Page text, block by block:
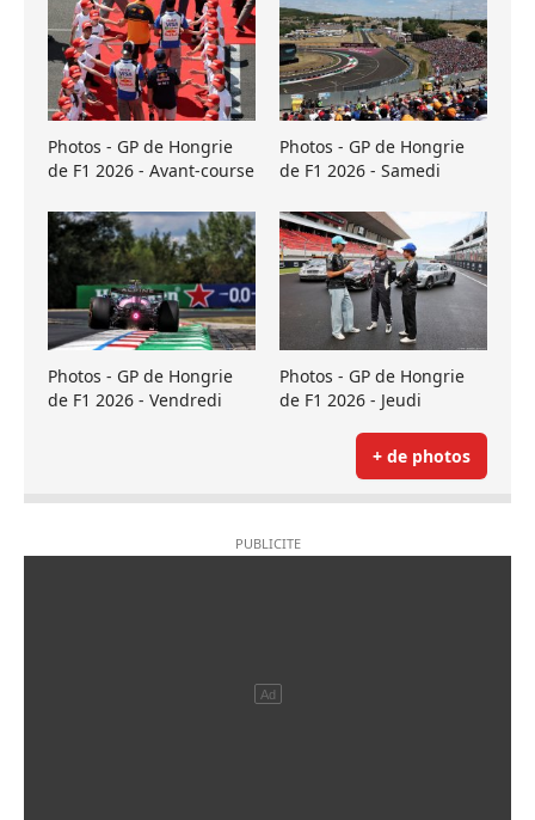
Photos - GP de Hongrie
de F1 2026 - Avant-course
Photos - GP de Hongrie
de F1 2026 - Samedi
Photos - GP de Hongrie
de F1 2026 - Vendredi
Photos - GP de Hongrie
de F1 2026 - Jeudi
+ de photos